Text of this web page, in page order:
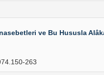
ve Bu Hususla
263